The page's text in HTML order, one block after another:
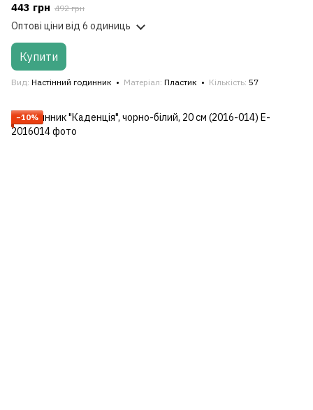
443 грн 492 грн
Оптові ціни від 6 одиниць
Купити
Вид Настінний годинник Матеріал Пластик Кількість 57
−10%